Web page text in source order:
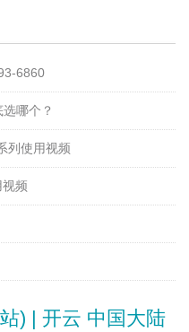
6860
哪个？
列使用视频
频
) | 开云 中国大陆